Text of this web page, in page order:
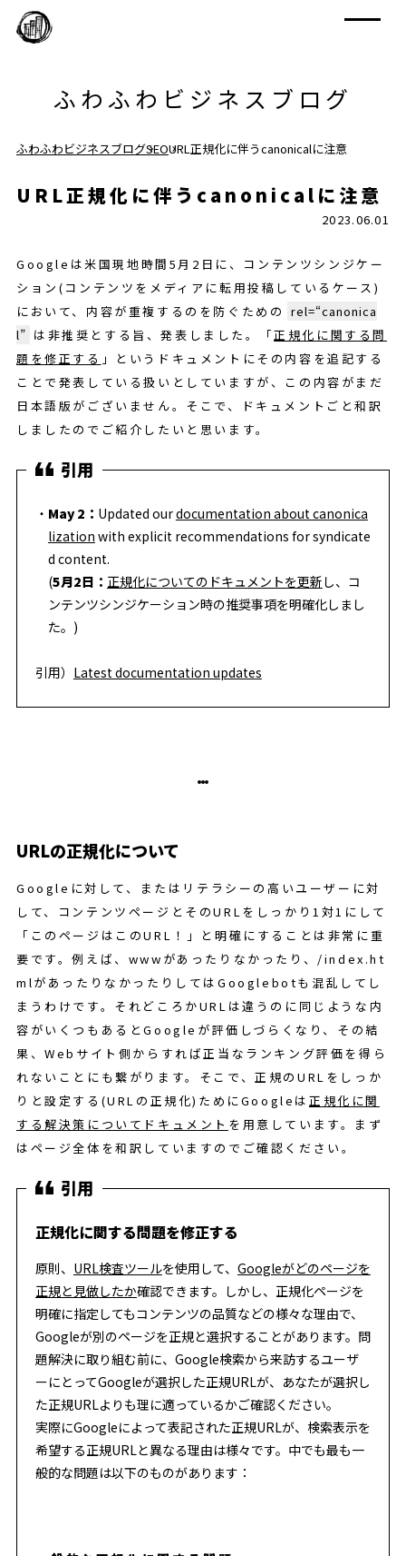
ふわふわビジネスブログ
ふわふわビジネスブログSEOURL正規化に伴うcanonicalに注意
URL正規化に伴うcanonicalに注意
2023.06.01
Googleは米国現地時間5月2日に、コンテンツシンジケー
ション(コンテンツをメディアに転用投稿しているケース)
において、内容が重複するのを防ぐための rel=“canonica
l” は非推奨とする旨、発表しました。「正規化に関する問
題を修正する 」というドキュメントにその内容を追記する
ことで発表している扱いとしていますが、この内容がまだ
日本語版がございません。そこで、ドキュメントごと和訳
しましたのでご紹介したいと思います。
May 2： Updated ourdocumentation about canonica
lization with explicit recommendations for syndicate
d content.
(5月2日： 正規化についてのドキュメントを更新 し、コ
ンテンツシンジケーション時の推奨事項を明確化しまし
た。)
引用） Latest documentation updates
URLの正規化について
Googleに対して、またはリテラシーの高いユーザーに対
して、コンテンツページとそのURLをしっかり1対1にして
「このページはこのURL！」と明確にすることは非常に重
要です。例えば、wwwがあったりなかったり、/index.ht
mlがあったりなかったりしてはGooglebotも混乱してし
まうわけです。それどころかURLは違うのに同じような内
容がいくつもあるとGoogleが評価しづらくなり、その結
果、Webサイト側からすれば正当なランキング評価を得ら
れないことにも繋がります。そこで、正規のURLをしっか
りと設定する(URLの正規化)ためにGoogleは 正規化に関
する解決策についてドキュメント を用意しています。まず
はページ全体を和訳していますのでご確認ください。
正規化に関する問題を修正する
原則、 URL検査ツールを使用して、 Googleがどのページを
正規と見做したか確認できます。しかし、正規化ページを
明確に指定してもコンテンツの品質などの様々な理由で、
Googleが別のページを正規と選択することがあります。問
題解決に取り組む前に、Google検索から来訪するユーザ
ーにとってGoogleが選択した正規URLが、あなたが選択し
た正規URLよりも理に適っているかご確認ください。
実際にGoogleによって表記された正規URLが、検索表示を
希望する正規URLと異なる理由は様々です。中でも最も一
般的な問題は以下のものがあります：